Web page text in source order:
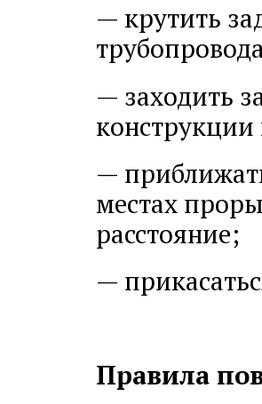
— крутить
— заходить
—
местах
расстояние;
—
Правила